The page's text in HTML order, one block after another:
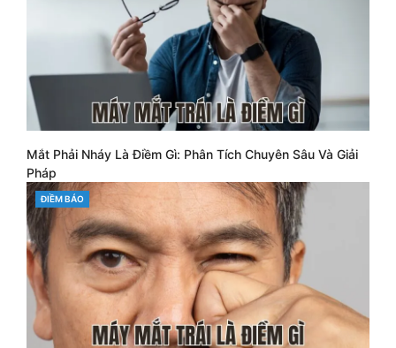
Mắt Phải Nháy Là Điềm Gì: Phân Tích Chuyên Sâu Và Giải
Pháp
CATEGORIES
ĐIỀM BÁO